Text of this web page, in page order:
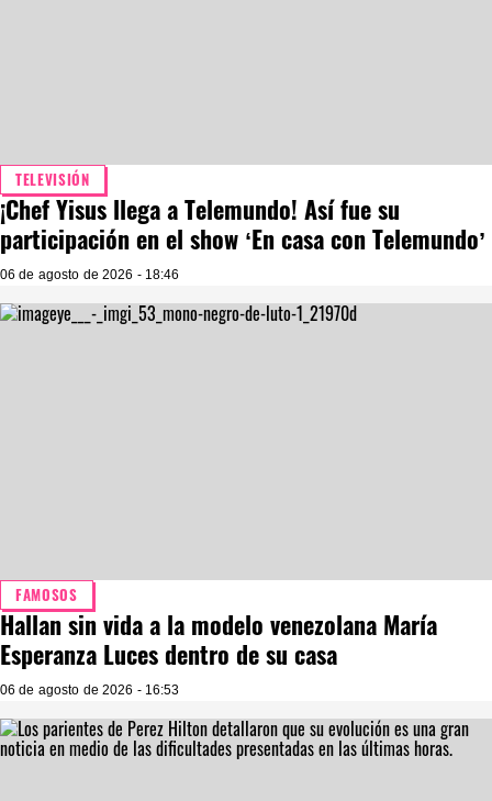
TELEVISIÓN
¡Chef Yisus llega a Telemundo! Así fue su
participación en el show ‘En casa con Telemundo’
06 de agosto de 2026 - 18:46
FAMOSOS
Hallan sin vida a la modelo venezolana María
Esperanza Luces dentro de su casa
06 de agosto de 2026 - 16:53